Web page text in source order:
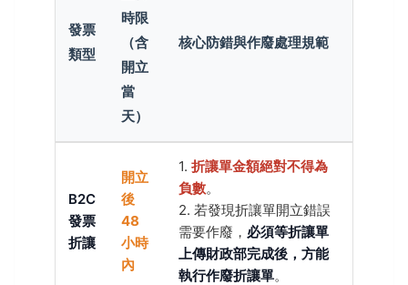
發票
類型
時限
（含
開立
當
天）
核心防錯與作廢處理規範
B2C
發票
折讓
開立
後
48
小時
內
1. 折讓單金額絕對不得為
負數。
2. 若發現折讓單開立錯誤
需要作廢， 必須等折讓單
上傳財政部完成後，方能
執行作廢折讓單。